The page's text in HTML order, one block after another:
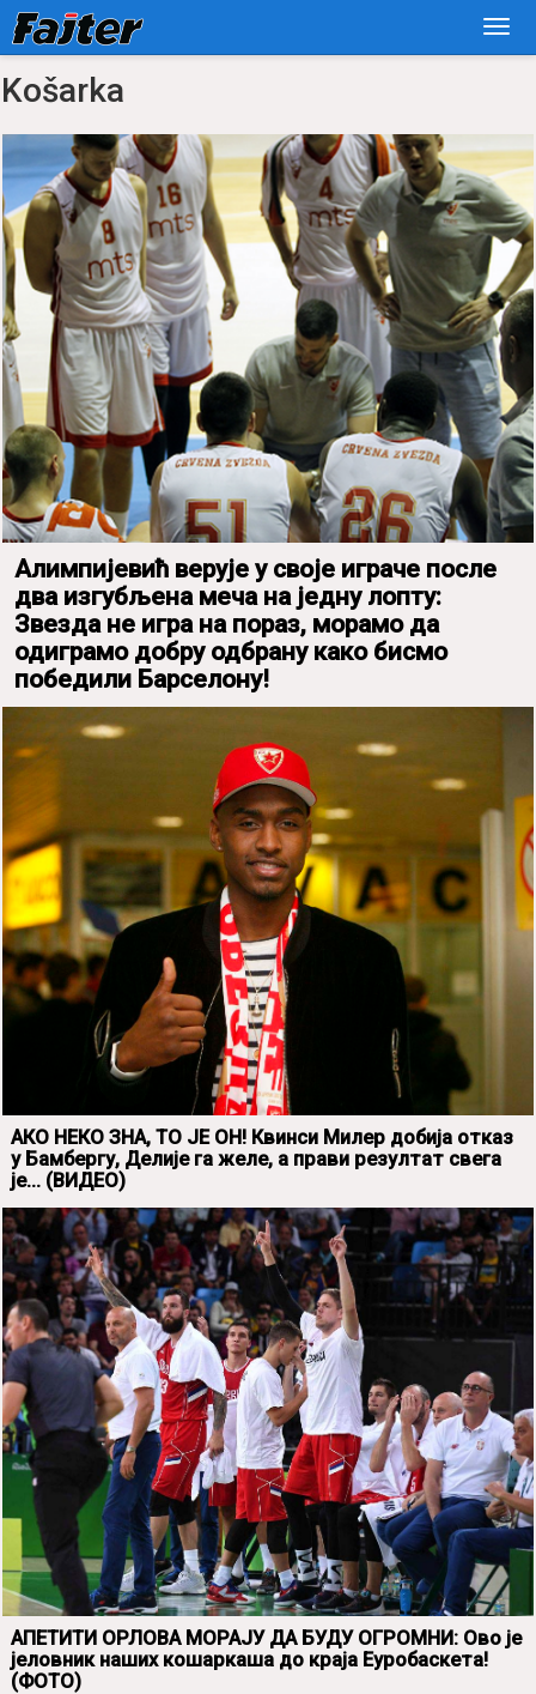
Košarka
Алимпијевић верује у своје играче после
два изгубљена меча на једну лопту:
Звезда не игра на пораз, морамо да
одиграмо добру одбрану како бисмо
победили Барселону!
АКО НЕКО ЗНА, ТО ЈЕ ОН! Квинси Милер добија отказ
у Бамбергу, Делије га желе, а прави резултат свега
је... (ВИДЕО)
АПЕТИТИ ОРЛОВА МОРАЈУ ДА БУДУ ОГРОМНИ: Ово је
јеловник наших кошаркаша до краја Еуробаскета!
(ФОТО)